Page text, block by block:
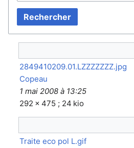
Rechercher
2849410209.01.LZZZZZZZ.jpg
Copeau
1 mai 2008 à 13:25
292 × 475 ; 24 kio
Traite eco pol L.gif